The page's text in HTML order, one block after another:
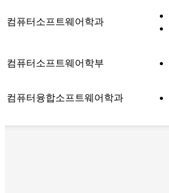
컴퓨터소프트웨어학과
컴퓨터소프트웨어학부
컴퓨터융합소프트웨어학과